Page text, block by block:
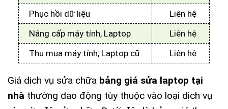
Phục hồi dữ liệu
Liên hệ
Nâng cấp máy tính, Laptop
Liên hệ
Thu mua máy tính, Laptop cũ
Liên hệ
Giá dịch vụ sửa chữa bảng giá sửa laptop tại
nhà thường dao động tùy thuộc vào loại dịch vụ